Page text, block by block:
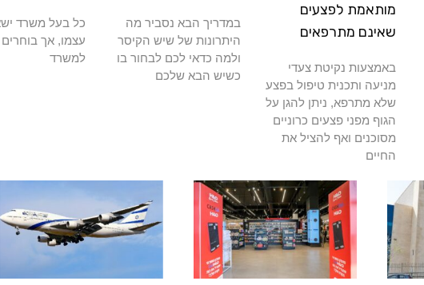
מותאמת לפצעים
שאינם מתרפאים
באמצעות נקיטת צעדי
מניעה ותכנית טיפול בפצע
שלא מתרפא, ניתן להגן על
הגוף מפני פצעים כרוניים
מסוכנים ואף להציל את
החיים
במדריך הבא נסביר מה
היתרונות של שיש הקיסר
ולמה כדאי לכם לבחור בו
כשיש הבא שלכם
כל בעל משרד
עצמו, אך
למשרד